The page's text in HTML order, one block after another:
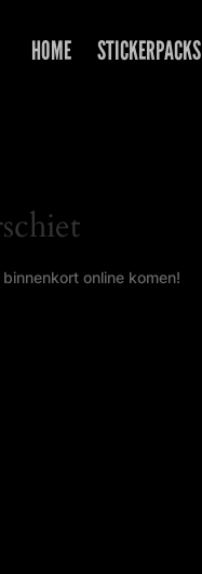
HOME STICKERPACKS
online komen!